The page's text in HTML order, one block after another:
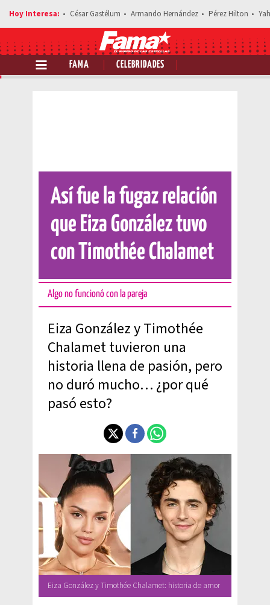
César Gastélum Armando Hernández Pérez Hilton
FAMA CELEBRIDADES
Comparte esta noticia
Así fue la fugaz relación
que Eiza González tuvo
con Timothée Chalamet
Algo no funcionó con la pareja
Eiza González y Timothée
Chalamet tuvieron una
historia llena de pasión, pero
no duró mucho… ¿por qué
pasó esto?
Eiza González y Timothée Chalamet: historia de amor